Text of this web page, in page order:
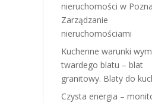
nieruchomości w
Zarządzanie
nieruchomościami
Kuchenne warunki
twardego blatu – blat
granitowy. Blaty do
Czysta energia –